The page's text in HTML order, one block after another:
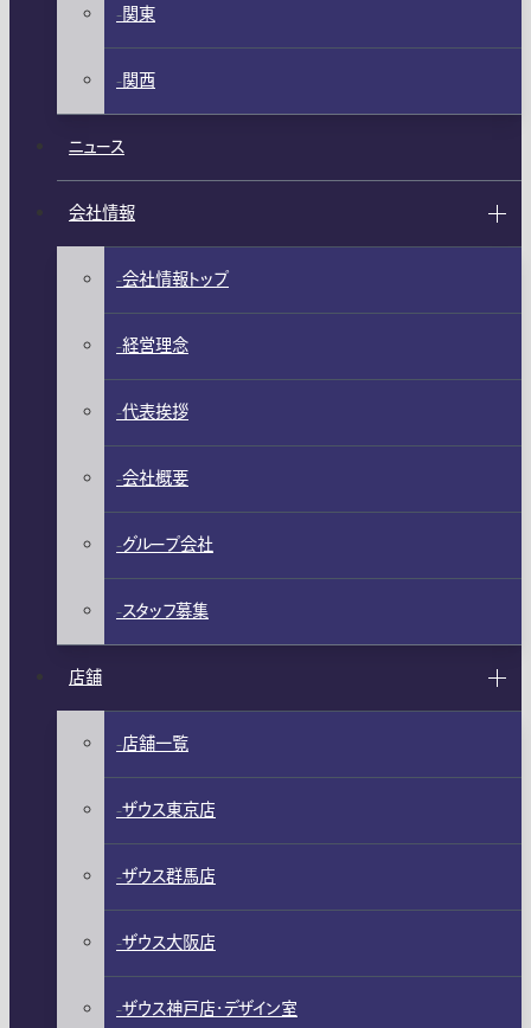
関東
関西
ニュース
会社情報
会社情報トップ
経営理念
代表挨拶
会社概要
グループ会社
スタッフ募集
店舗
店舗一覧
ザウス東京店
ザウス群馬店
ザウス大阪店
ザウス神戸店・デザイン室